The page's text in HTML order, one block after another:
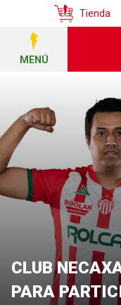
Tienda
MENÚ
CLUB
PARA